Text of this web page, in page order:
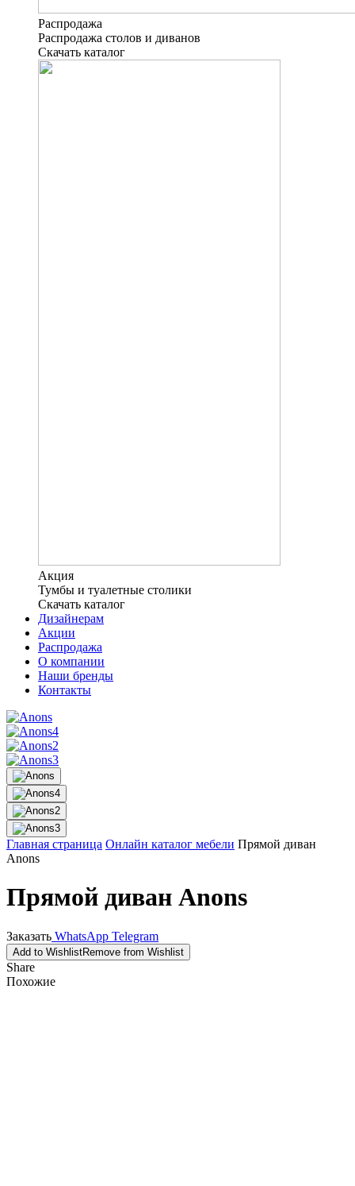
Распродажа
Распродажа столов и диванов
Скачать каталог
Акция
Тумбы и туалетные столики
Скачать каталог
Дизайнерам
Акции
Распродажа
О компании
Наши бренды
Контакты
Главная страница Онлайн каталог мебели Прямой диван
Anons
Прямой диван Anons
Заказать WhatsApp Telegram
Add to WishlistRemove from Wishlist
Share
Похожие